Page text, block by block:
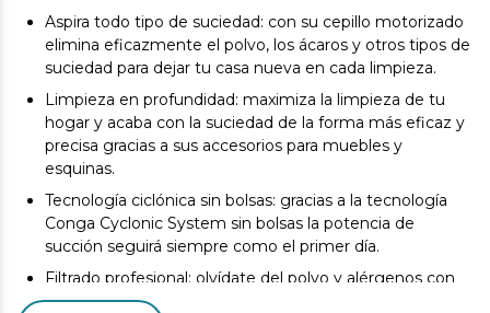
Aspira todo tipo de suciedad: con su cepillo motorizado
elimina eficazmente el polvo, los ácaros y otros tipos de
suciedad para dejar tu casa nueva en cada limpieza.
Limpieza en profundidad: maximiza la limpieza de tu
hogar y acaba con la suciedad de la forma más eficaz y
precisa gracias a sus accesorios para muebles y
esquinas.
Tecnología ciclónica sin bolsas: gracias a la tecnología
Conga Cyclonic System sin bolsas la potencia de
succión seguirá siempre como el primer día.
Filtrado profesional: olvídate del polvo y alérgenos con
su filtro de alta eficiencia que los atrapa y retiene para